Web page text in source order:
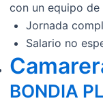
con un equipo
Jornada
Salario no
BONDIA